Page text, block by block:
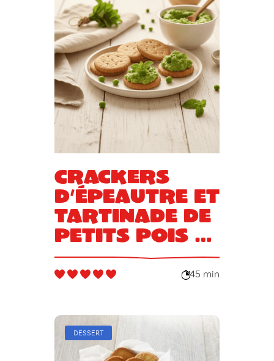
Crackers
d’épeautre et
tartinade de
petits pois à
la menthe
45 min
DESSERT